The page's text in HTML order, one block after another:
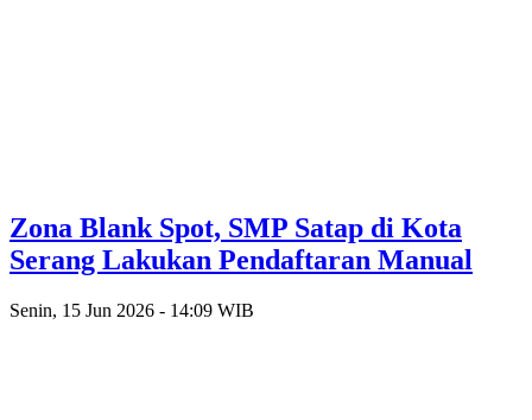
Zona Blank Spot, SMP Satap di Kota
Serang Lakukan Pendaftaran Manual
Senin, 15 Jun 2026 - 14:09 WIB